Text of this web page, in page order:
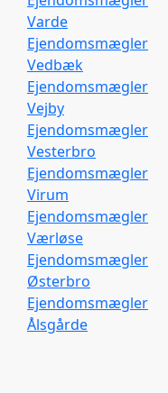
Varde
Ejendomsmægler
Vedbæk
Ejendomsmægler
Vejby
Ejendomsmægler
Vesterbro
Ejendomsmægler
Virum
Ejendomsmægler
Værløse
Ejendomsmægler
Østerbro
Ejendomsmægler
Ålsgårde